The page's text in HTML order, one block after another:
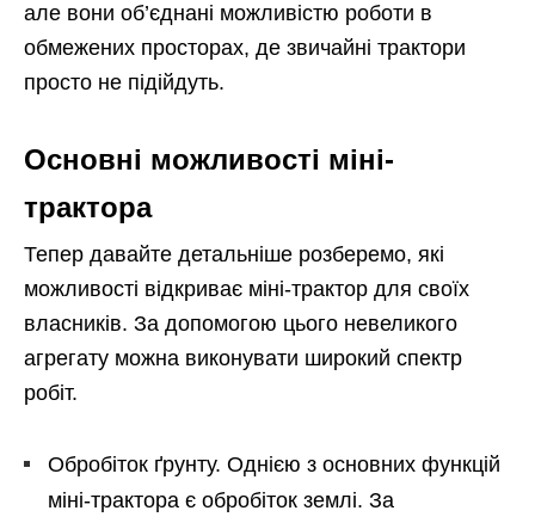
але вони об’єднані можливістю роботи в
обмежених просторах, де звичайні трактори
просто не підійдуть.
Основні можливості міні-
трактора
Тепер давайте детальніше розберемо, які
можливості відкриває міні-трактор для своїх
власників. За допомогою цього невеликого
агрегату можна виконувати широкий спектр
робіт.
Обробіток ґрунту. Однією з основних функцій
міні-трактора є обробіток землі. За